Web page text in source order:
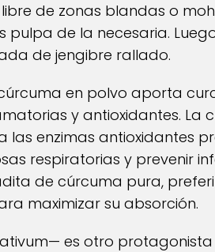
de zonas blandas o
pulpa de la necesaria.
de jengibre rallado.
en polvo aporta
y antioxidantes. La
las enzimas antioxidantes
respiratorias y prevenir
de cúrcuma pura,
maximizar su absorción.
es otro